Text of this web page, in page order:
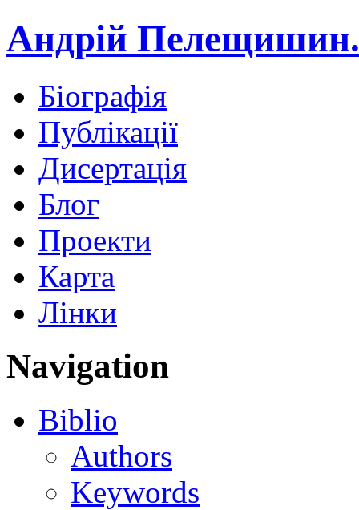
Андрій
Біографія
Публікації
Дисертація
Блог
Проекти
Карта
Лінки
Navigation
Biblio
Authors
Keywords